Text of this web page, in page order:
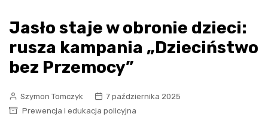
Jasło staje w obronie dzieci:
rusza kampania „Dzieciństwo
bez Przemocy”
Szymon Tomczyk
7 października 2025
Prewencja i edukacja policyjna